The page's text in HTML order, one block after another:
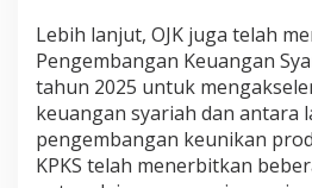
Lebih lanjut, OJK juga telah
Pengembangan Keuangan
tahun 2025 untuk
keuangan syariah dan antara
pengembangan keunikan
KPKS telah menerbitkan